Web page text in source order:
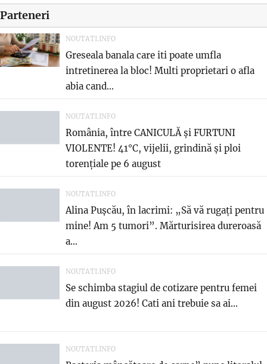
Parteneri
NOUTATI.INFO
Greseala banala care iti poate umfla
intretinerea la bloc! Multi proprietari o afla
abia cand...
NOUTATI.INFO
România, între CANICULĂ și FURTUNI
VIOLENTE! 41°C, vijelii, grindină și ploi
torențiale pe 6 august
NOUTATI.INFO
Alina Pușcău, în lacrimi: „Să vă rugați pentru
mine! Am 5 tumori”. Mărturisirea dureroasă
a...
NOUTATI.INFO
Se schimba stagiul de cotizare pentru femei
din august 2026! Cati ani trebuie sa ai...
NOUTATI.INFO